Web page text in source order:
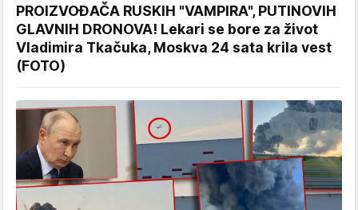
PROIZVOĐAČA RUSKIH "VAMPIRA", PUTINOVIH
GLAVNIH DRONOVA! Lekari se bore za život
Vladimira Tkačuka, Moskva 24 sata krila vest
(FOTO)